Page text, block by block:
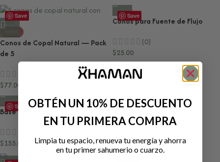
Save
Conos de Copal Natural — Pack
de 5
$77.00
Save
Conos para Fuente de Flujo
(0)
$25.00
Save
Base Larga para Incienso
$155.00
Save
$565.00
OBTÉN UN 10% DE DESCUENTO
EN TU PRIMERA COMPRA
Limpia tu espacio, renueva tu energía y ahorra
en tu primer sahumerio o cuarzo.